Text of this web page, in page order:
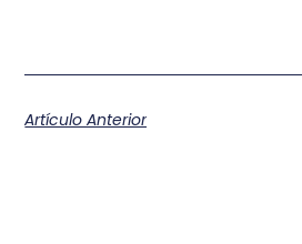
Artículo Anterior